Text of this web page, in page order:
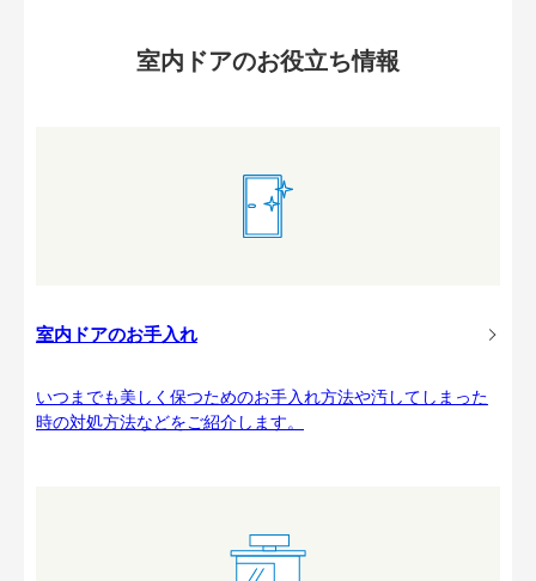
室内ドアのお役立ち情報
室内ドアのお手入れ
いつまでも美しく保つためのお手入れ方法や汚してしまった
時の対処方法などをご紹介します。